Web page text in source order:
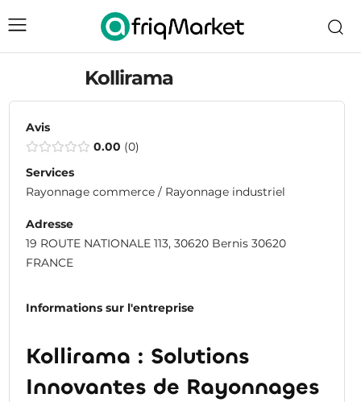
Kollirama
Avis
0.00 0
Services
Rayonnage commerce / Rayonnage industriel
Adresse
19 ROUTE NATIONALE 113, 30620 Bernis 30620
FRANCE
Informations sur l'entreprise
Kollirama : Solutions
Innovantes de Rayonnages